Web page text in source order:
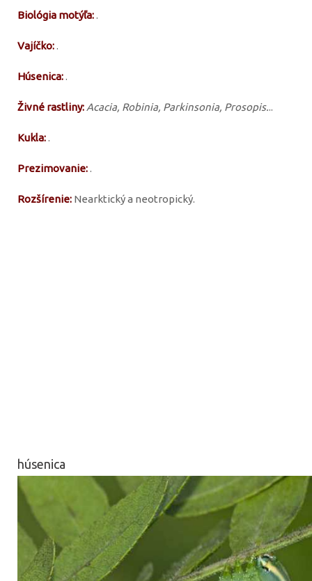
Biológia motýľa:.
Vajíčko:.
Húsenica:.
Živné rastliny: Acacia, Robinia, Parkinsonia, Prosopis...
Kukla:.
Prezimovanie:.
Rozšírenie: Nearktický a neotropický.
húsenica